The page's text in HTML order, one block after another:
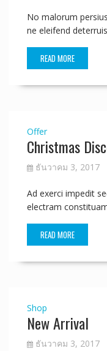
No malorum
ne eleifend
READ MORE
Offer
Christmas
ธันวาคม 3, 2017
Ad exerci impedit
electram
READ MORE
Shop
New Arrival
ธันวาคม 3, 2017